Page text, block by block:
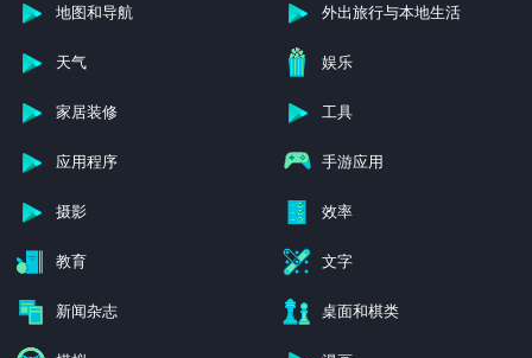
地图和导航 外出旅行与本地生活
天气 娱乐
家居装修 工具
应用程序 手游应用
摄影 效率
教育 文字
新闻杂志 桌面和棋类